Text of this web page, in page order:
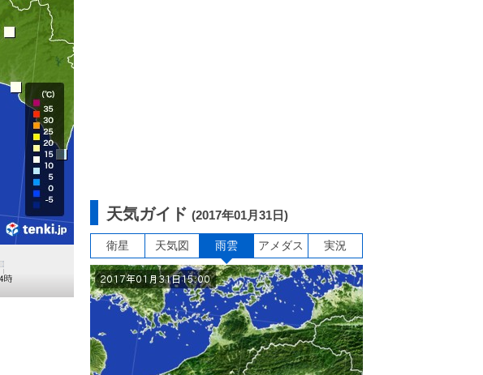
天気ガイド (2017年01月31日)
衛星 天気図 雨雲 アメダス 実況